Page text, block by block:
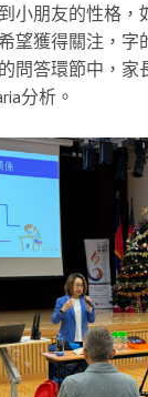
小朋友的性格，
望獲得關注，字
問答環節中，家
分析。